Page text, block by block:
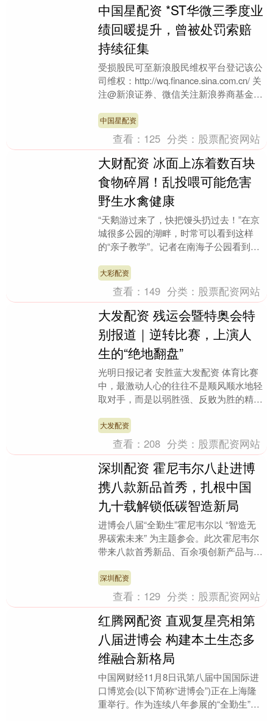
中国星配资 *ST华微三季度业
绩回暖提升，曾被处罚索赔
持续征集
受损股民可至新浪股民维权平台登记该公
司维权：http://wq.finance.sina.com.cn/ 关
注@新浪证券、微信关注新浪券商基金、
中国星配资
查看： 125 分类： 股票配资网站
大财配资 冰面上冻着数百块
食物碎屑！乱投喂可能危害
野生水禽健康
“天鹅游过来了，快把馒头扔过去！”在京
城很多公园的湖畔，时常可以看到这样
的“亲子教学”。记者在南海子公园看到，
叶、面包、馒头等....
大彩配资
查看： 149 分类： 股票配资网站
大发配资 残运会暨特奥会特
别报道｜逆转比赛，上演人
生的“绝地翻盘”
光明日报记者 安胜蓝大发配资 体育比赛
中，最激动人心的往往不是顺风顺水地轻
取对手，而是以弱胜强、反败为胜的精彩
九届特殊奥林匹....
大发配资
查看：208 分类： 股票配资网站
深圳配资 霍尼韦尔八赴进博
携八款新品首秀，扎根中国
九十载解锁低碳智造新局
进博会八届“全勤生”霍尼韦尔以 “智造无
界碳索未来” 为主题参会。此次霍尼韦尔
带来八款首秀新品、百余项创新产品与解
智慧低碳发....
深圳配资
查看： 129 分类： 股票配资网站
红腾网配资 直观复星亮相第
八届进博会 构建本土生态多
维融合新格局
中国网财经11月8日讯第八届中国国际进
口博览会(以下简称“进博会”)正在上海隆
重举行。作为连续八年参展的“全勤生”，